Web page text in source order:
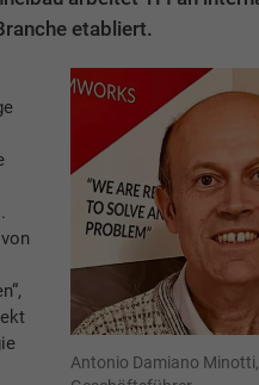
etabliert.
Antonio Damiano Minotti,